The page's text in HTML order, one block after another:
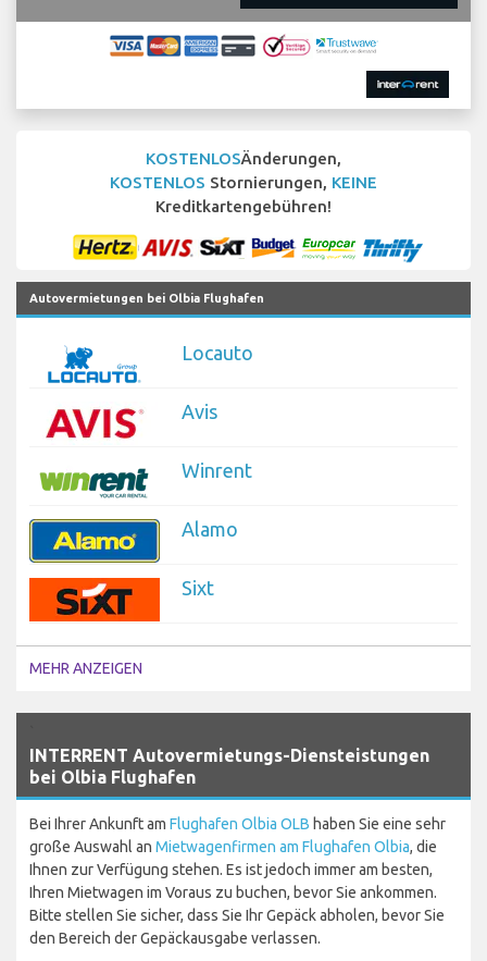
KOSTENLOSÄnderungen,
KOSTENLOS Stornierungen, KEINE
Kreditkartengebühren!
Autovermietungen bei Olbia Flughafen
Locauto
Avis
Winrent
Alamo
Sixt
MEHR ANZEIGEN
INTERRENT Autovermietungs-Diensteistungen
bei Olbia Flughafen
Bei Ihrer Ankunft am Flughafen Olbia OLB haben Sie eine sehr
große Auswahl an Mietwagenfirmen am Flughafen Olbia, die
Ihnen zur Verfügung stehen. Es ist jedoch immer am besten,
Ihren Mietwagen im Voraus zu buchen, bevor Sie ankommen.
Bitte stellen Sie sicher, dass Sie Ihr Gepäck abholen, bevor Sie
den Bereich der Gepäckausgabe verlassen.